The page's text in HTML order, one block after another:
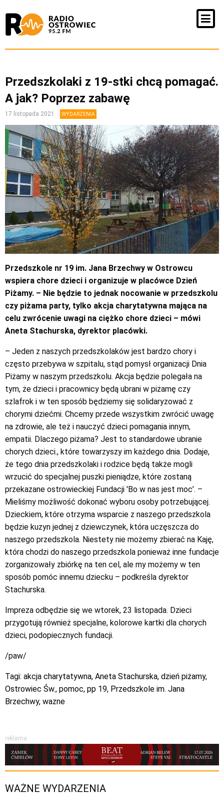
Przedszkolaki z 19-stki chcą pomagać.
A jak? Poprzez zabawę
17 listopada 2021 WYDARZENIA
Przedszkole nr 19 im. Jana Brzechwy w Ostrowcu
wspiera chore dzieci i organizuje w placówce Dzień
Piżamy. – Nie będzie to jednak nocowanie w przedszkolu
czy piżama party, tylko akcja charytatywna mająca na
celu zwrócenie uwagi na ciężko chore dzieci – mówi
Aneta Stachurska, dyrektor placówki.
– Jeden z naszych przedszkolaków jest bardzo chory i
często przebywa w szpitalu, stąd pomysł organizacji Dnia
Piżamy w naszym przedszkolu. Akcja będzie polegała na
tym, że dzieci i pracownicy będą ubrani w piżamę czy
szlafrok i w ten sposób będziemy się solidaryzować z
chorymi dziećmi. Chcemy przede wszystkim zwrócić uwagę
na zdrowie, ale też i nauczyć dzieci pomagania innym,
empatii. Dlaczego piżama? Jest to standardowe ubranie
chorych dzieci., które towarzyszy im każdego dnia. Dodaje,
że tego dnia przedszkolaki i rodzice będą także mogli
wrzucić do specjalnej puszki pieniądze, które zostaną
przekazane ostrowieckiej Fundacji 'Bo w nas jest moc’. –
Mieliśmy możliwość dokonać wyboru osoby potrzebującej.
Dzieckiem, które otrzyma wsparcie z naszego przedszkola
będzie kuzyn jednej z dziewczynek, która uczęszcza do
naszego przedszkola. Niestety nie możemy zbierać na Kaję,
która chodzi do naszego przedszkola ponieważ inne fundacje
zorganizowały zbiórkę na ten cel, ale my możemy w ten
sposób pomóc innemu dziecku – podkreśla dyrektor
Stachurska.
Impreza odbędzie się we wtorek, 23 listopada. Dzieci
przygotują również specjalne, kolorowe kartki dla chorych
dzieci, podopiecznych fundacji.
/paw/
Tagi: akcja charytatywna, Aneta Stachurska, dzień piżamy,
Ostrowiec Św., pomoc, pp 19, Przedszkole im. Jana
Brzechwy, wazne
reklama
WAŻNE WYDARZENIA